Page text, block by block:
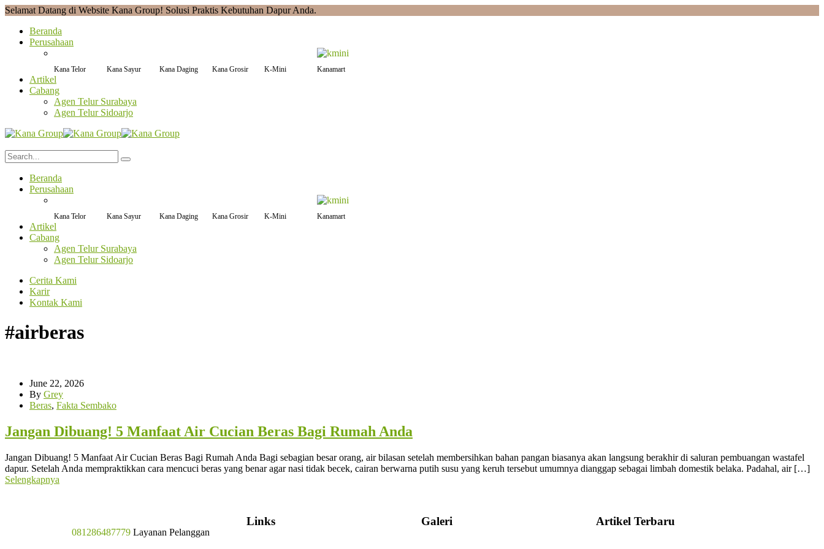
Selamat Datang di Website Kana Group! Solusi Praktis Kebutuhan Dapur Anda.
Beranda
Perusahaan
Kana Telor Kana Sayur Kana Daging Kana Grosir K-Mini Kanamart
Artikel
Cabang
Agen Telur Surabaya
Agen Telur Sidoarjo
Beranda
Perusahaan
Kana Telor Kana Sayur Kana Daging Kana Grosir K-Mini Kanamart
Artikel
Cabang
Agen Telur Surabaya
Agen Telur Sidoarjo
Cerita Kami
Karir
Kontak Kami
#airberas
June 22, 2026
By Grey
Beras, Fakta Sembako
Jangan Dibuang! 5 Manfaat Air Cucian Beras Bagi Rumah Anda
Jangan Dibuang! 5 Manfaat Air Cucian Beras Bagi Rumah Anda Bagi sebagian besar orang, air bilasan setelah membersihkan bahan pangan biasanya akan langsung berakhir di saluran pembuangan wastafel
dapur. Setelah Anda mempraktikkan cara mencuci beras yang benar agar nasi tidak becek, cairan berwarna putih susu yang keruh tersebut umumnya dianggap sebagai limbah domestik belaka. Padahal, air […]
Selengkapnya
081286487779 Layanan Pelanggan
Links Galeri Artikel Terbaru